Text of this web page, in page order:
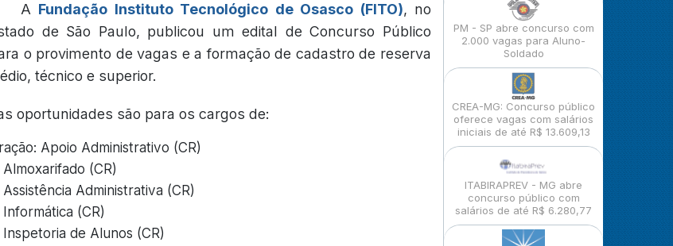
A Fundação Instituto Tecnológico de Osasco (FITO), no
de São Paulo, publicou um edital de Concurso Público
o provimento de vagas e a formação de cadastro de reserva
técnico e superior.
oportunidades são para os cargos de:
Apoio Administrativo (CR)
(CR)
Administrativa (CR)
(CR)
de Alunos (CR)
PM - SP abre concurso com
2.000 vagas para Aluno-
Soldado
CREA-MG: Concurso público
oferece vagas com salários
iniciais de até R$ 13.609,13
ITABIRAPREV - MG abre
concurso público com
salários de até R$ 6.280,77